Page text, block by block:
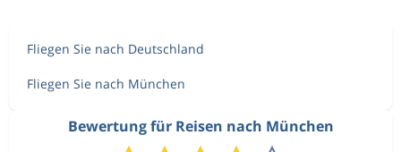
Fliegen Sie nach Deutschland
Fliegen Sie nach München
Bewertung für Reisen nach München